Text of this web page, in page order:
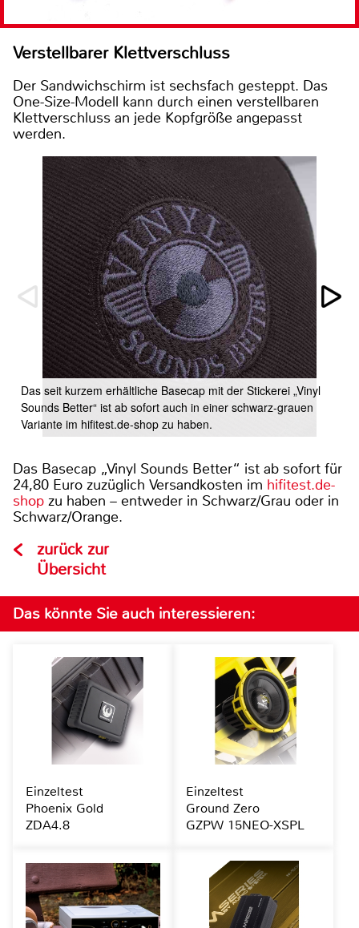
Verstellbarer Klettverschluss
Der Sandwichschirm ist sechsfach gesteppt. Das
One-Size-Modell kann durch einen verstellbaren
Klettverschluss an jede Kopfgröße angepasst
werden.
Das seit kurzem erhältliche Basecap mit der Stickerei „Vinyl
Sounds Better“ ist ab sofort auch in einer schwarz-grauen
Variante im hifitest.de-shop zu haben.
Das Basecap „Vinyl Sounds Better“ ist ab sofort für
24,80 Euro zuzüglich Versandkosten im hifitest.de-
shop zu haben – entweder in Schwarz/Grau oder in
Schwarz/Orange.
zurück zur
Übersicht
Das könnte Sie auch interessieren:
Einzeltest
Phoenix Gold
ZDA4.8
Einzeltest
Ground Zero
GZPW 15NEO-XSPL